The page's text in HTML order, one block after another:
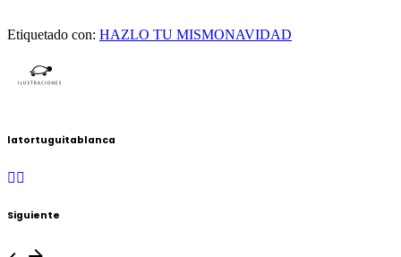
Etiquetado con: HAZLO TU MISMONAVIDAD
latortuguitablanca
Siguiente